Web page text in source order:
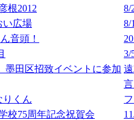
根2012
8/
広場
8/
音頭！
3/
田区招致イベントに参加
りくん
校75周年記念祝賀会